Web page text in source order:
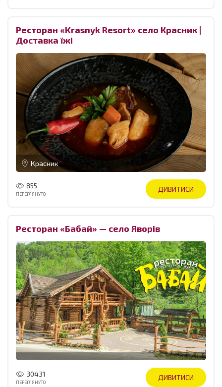
Ресторан «Krasnyk Resort» село Красник |
Доставка їжі
Красник
855
ПЕРЕГЛЯНУТО
ДИВИТИСИ
Ресторан «Бабай» — село Яворів
30431
ПЕРЕГЛЯНУТО
ДИВИТИСИ